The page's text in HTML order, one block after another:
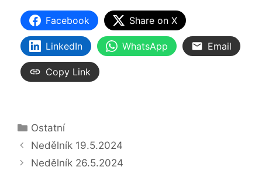
Facebook Share on X
LinkedIn WhatsApp Email
Copy Link
Rubriky
Ostatní
Nedělník 19.5.2024
Nedělník 26.5.2024